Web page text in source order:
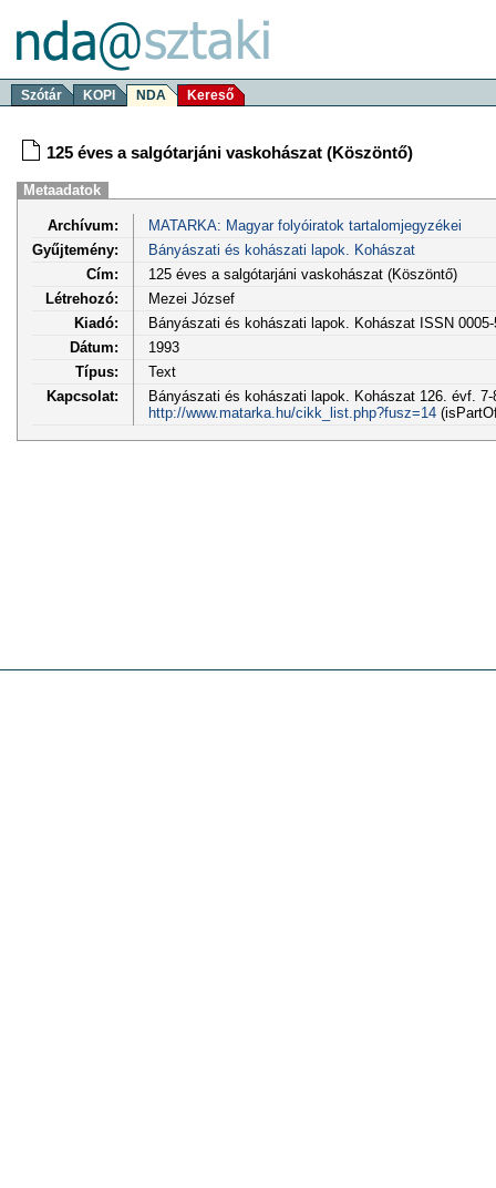
Szótár KOPI NDA Kereső
125 éves a salgótarjáni vaskohászat (Köszöntő)
Metaadatok
Archívum:
MATARKA: Magyar folyóiratok tartalomjegyzékei
Gyűjtemény:
Bányászati és kohászati lapok. Kohászat
Cím:
125 éves a salgótarjáni vaskohászat (Köszöntő)
Létrehozó:
Mezei József
Kiadó:
Bányászati és kohászati lapok. Kohászat ISSN 0005-
Dátum:
1993
Típus:
Text
Kapcsolat:
Bányászati és kohászati lapok. Kohászat 126. évf.
http://www.matarka.hu/cikk_list.php?fusz=14